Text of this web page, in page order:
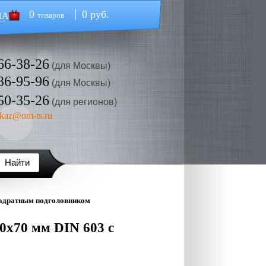
0 товаров 0 руб.
38-26 (для Москвы)
95-96 (для Москвы)
35-26 (для регионов)
ts.ru
подголовником
мм DIN 603 с